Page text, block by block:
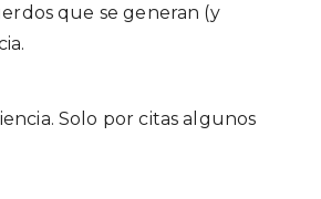
que se generan (y
Solo por citas algunos